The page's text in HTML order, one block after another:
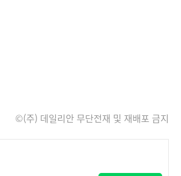
©(주) 데일리안 무단전재 및 재배포 금지